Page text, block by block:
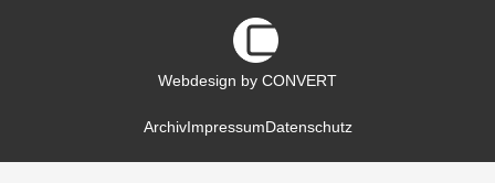
Webdesign by CONVERT
ArchivImpressumDatenschutz